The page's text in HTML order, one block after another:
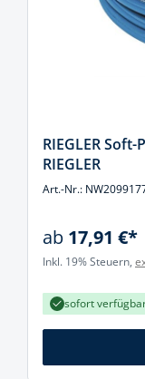
RIEGLER
RIEGLER
Art.-Nr.:
ab 17,91 €*
Inkl. 19% Steuern,
sofort